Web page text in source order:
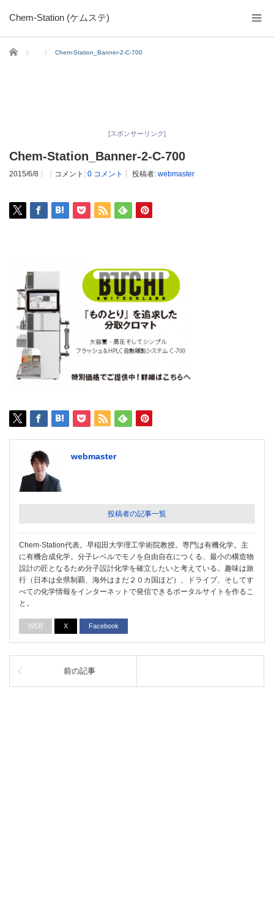
Chem-Station (ケムステ)
ホーム Chem-Station_Banner-2-C-700
[スポンサーリンク]
Chem-Station_Banner-2-C-700
2015/6/8 コメント: 0 コメント 投稿者: webmaster
webmaster
投稿者の記事一覧
Chem-Station代表。早稲田大学理工学術院教授。専門は有機化学。主
に有機合成化学。分子レベルでモノを自由自在につくる、最小の構造物
設計の匠となるため分子設計化学を確立したいと考えている。趣味は旅
行（日本は全県制覇、海外はまだ２０カ国ほど）、ドライブ、そしてす
べての化学情報をインターネットで発信できるポータルサイトを作るこ
と。
WEB X Facebook
前の記事